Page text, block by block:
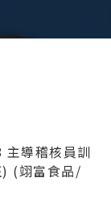
導稽核員訓
(翊富食品/